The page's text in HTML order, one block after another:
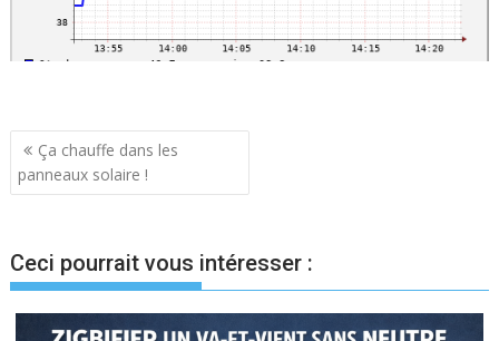
Navigation
de
Ça chauffe dans les
panneaux solaire !
Ceci pourrait vous intéresser :